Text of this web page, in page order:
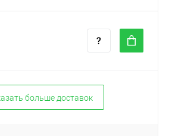
больше доставок